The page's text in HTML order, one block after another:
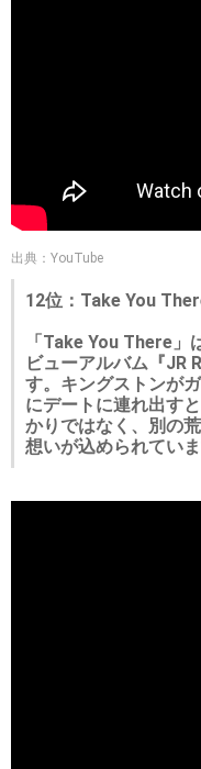
出典：YouTube
12位：Take You
「Take You There」
ビューアルバム『JR
す。キングストンが
にデートに連れ出す
かりではなく、別の
想いが込められていま